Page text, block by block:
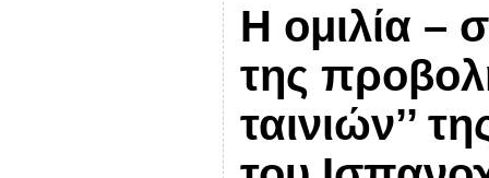
Η ομιλία –
της
ταινιών’’